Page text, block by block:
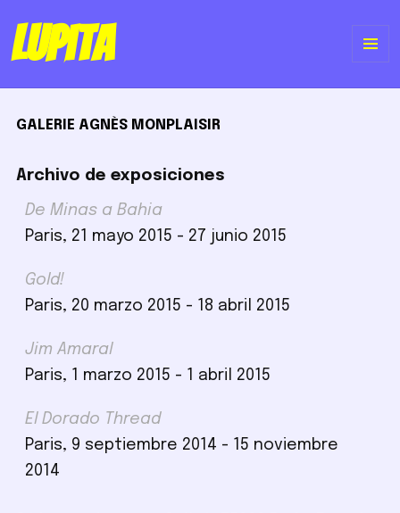
Lupita
GALERIE AGNÈS MONPLAISIR
Archivo de exposiciones
De Minas a Bahia
Paris, 21 mayo 2015 - 27 junio 2015
Gold!
Paris, 20 marzo 2015 - 18 abril 2015
Jim Amaral
Paris, 1 marzo 2015 - 1 abril 2015
El Dorado Thread
Paris, 9 septiembre 2014 - 15 noviembre
2014